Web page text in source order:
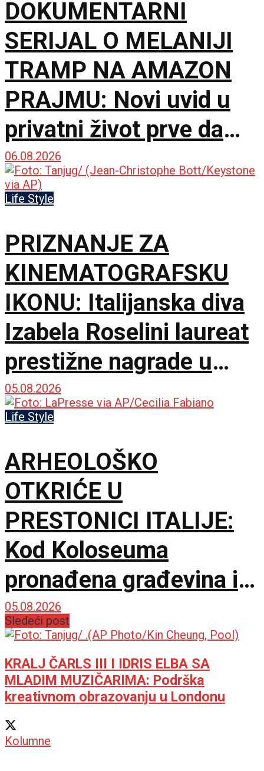
DOKUMENTARNI
SERIJAL O MELANIJI
TRAMP NA AMAZON
PRAJMU: Novi uvid u
privatni život prve dame
Amerike
06.08.2026
Life Style
PRIZNANJE ZA
KINEMATOGRAFSKU
IKONU: Italijanska diva
Izabela Roselini laureat
prestižne nagrade u
Švajcarskoj
05.08.2026
Life Style
ARHEOLOŠKO
OTKRIĆE U
PRESTONICI ITALIJE:
Kod Koloseuma
pronađena građevina iz
drugog veka sa
mozaicima i freskama
05.08.2026
Sledeći post
KRALJ ČARLS III I IDRIS ELBA SA
MLADIM MUZIČARIMA: Podrška
kreativnom obrazovanju u Londonu
Kolumne